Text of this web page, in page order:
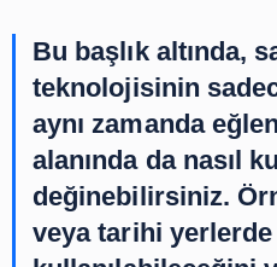
özellikler sayesinde
bilgi edinebilir ve
yaşayabilirler.
Arşivlerde kullanılan
amaçlı değil aynı